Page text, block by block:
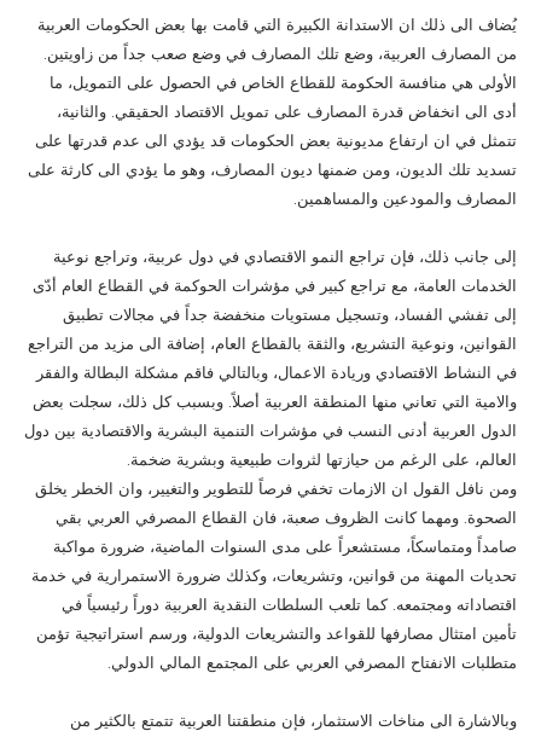
يُضاف الى ذلك ان الاستدانة الكبيرة التي قامت بها بعض الحكومات العربية
من المصارف العربية، وضع تلك المصارف في وضع صعب جداً من زاويتين.
الأولى هي منافسة الحكومة للقطاع الخاص في الحصول على التمويل، ما
أدى الى انخفاض قدرة المصارف على تمويل الاقتصاد الحقيقي. والثانية،
تتمثل في ان ارتفاع مديونية بعض الحكومات قد يؤدي الى عدم قدرتها على
تسديد تلك الديون، ومن ضمنها ديون المصارف، وهو ما يؤدي الى كارثة على
المصارف والمودعين والمساهمين.
إلى جانب ذلك، فإن تراجع النمو الاقتصادي في دول عربية، وتراجع نوعية
الخدمات العامة، مع تراجع كبير في مؤشرات الحوكمة في القطاع العام أدّى
إلى تفشي الفساد، وتسجيل مستويات منخفضة جداً في مجالات تطبيق
القوانين، ونوعية التشريع، والثقة بالقطاع العام، إضافة الى مزيد من التراجع
في النشاط الاقتصادي وريادة الاعمال، وبالتالي فاقم مشكلة البطالة والفقر
والامية التي تعاني منها المنطقة العربية أصلاً. وبسبب كل ذلك، سجلت بعض
الدول العربية أدنى النسب في مؤشرات التنمية البشرية والاقتصادية بين دول
العالم، على الرغم من حيازتها لثروات طبيعية وبشرية ضخمة.
ومن نافل القول ان الازمات تخفي فرصاً للتطوير والتغيير، وان الخطر يخلق
الصحوة. ومهما كانت الظروف صعبة، فان القطاع المصرفي العربي بقي
صامداً ومتماسكاً، مستشعراً على مدى السنوات الماضية، ضرورة مواكبة
تحديات المهنة من قوانين، وتشريعات، وكذلك ضرورة الاستمرارية في خدمة
اقتصاداته ومجتمعه. كما تلعب السلطات النقدية العربية دوراً رئيسياً في
تأمين امتثال مصارفها للقواعد والتشريعات الدولية، ورسم استراتيجية تؤمن
متطلبات الانفتاح المصرفي العربي على المجتمع المالي الدولي.
وبالاشارة الى مناخات الاستثمار، فإن منطقتنا العربية تتمتع بالكثير من